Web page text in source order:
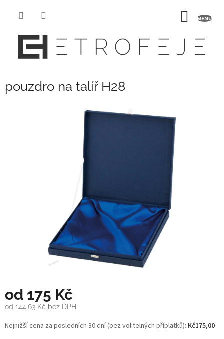
pouzdro na talíř H28
od 175 Kč
od 144,63 Kč bez DPH
Měrná
cena:
Nejnižší cena za posledních 30 dní (bez volitelných příplatků): Kč175,00